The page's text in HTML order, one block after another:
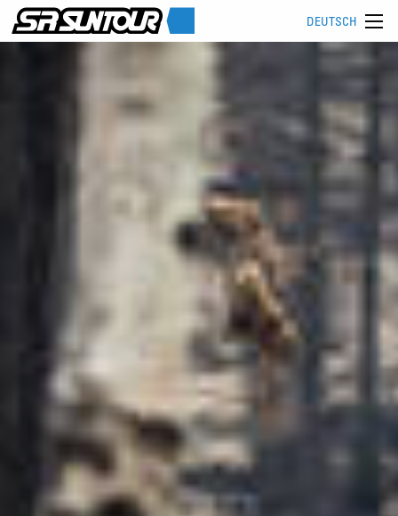
DEUTSCH